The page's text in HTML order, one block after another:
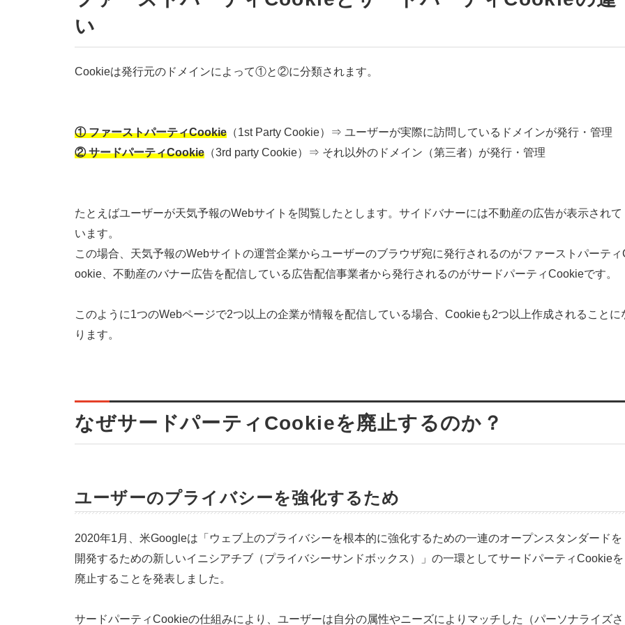
い
Cookieは発行元のドメインによって①と②に分類されます。
① ファーストパーティCookie （1st Party Cookie）⇒ ユーザーが実際に訪問しているドメインが発行・管理
② サードパーティCookie （3rd party Cookie）⇒ それ以外のドメイン（第三者）が発行・管理
たとえばユーザーが天気予報のWebサイトを閲覧したとします。サイドバナーには不動産の広告が表示されて
います。
この場合、天気予報のWebサイトの運営企業からユーザーのブラウザ宛に発行されるのがファーストパーティ
ookie、不動産のバナー広告を配信している広告配信事業者から発行されるのがサードパーティCookieです。
このように1つのWebページで2つ以上の企業が情報を配信している場合、Cookieも2つ以上作成されることに
ります。
なぜサードパーティCookieを廃止するのか？
ユーザーのプライバシーを強化するため
2020年1月、米Googleは「ウェブ上のプライバシーを根本的に強化するための一連のオープンスタンダードを
開発するための新しいイニシアチブ（プライバシーサンドボックス）」の一環としてサードパーティCookieを
廃止することを発表しました。
サードパーティCookieの仕組みにより、ユーザーは自分の属性やニーズによりマッチした（パーソナライズさ